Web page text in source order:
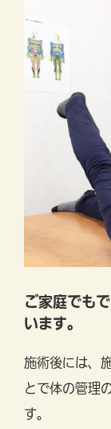
ご家庭でも
います。
施術後には、
とで体の管理
す。